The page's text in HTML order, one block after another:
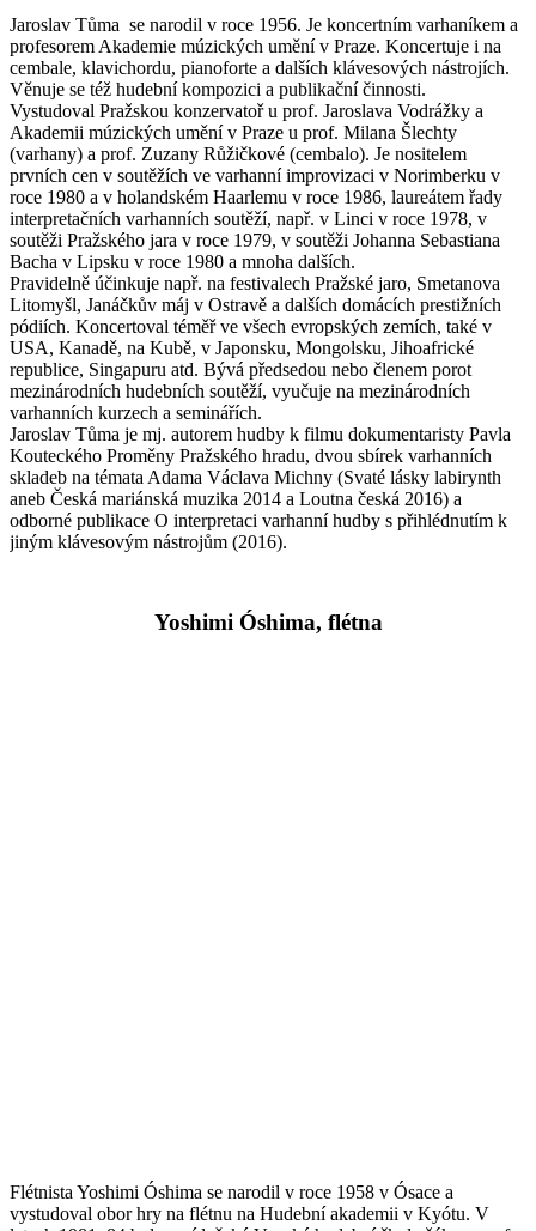
Jaroslav Tůma se narodil v roce 1956. Je koncertním varhaníkem a
profesorem Akademie múzických umění v Praze. Koncertuje i na
cembale, klavichordu, pianoforte a dalších klávesových nástrojích.
Věnuje se též hudební kompozici a publikační činnosti.
Vystudoval Pražskou konzervatoř u prof. Jaroslava Vodrážky a
Akademii múzických umění v Praze u prof. Milana Šlechty
(varhany) a prof. Zuzany Růžičkové (cembalo). Je nositelem
prvních cen v soutěžích ve varhanní improvizaci v Norimberku v
roce 1980 a v holandském Haarlemu v roce 1986, laureátem řady
interpretačních varhanních soutěží, např. v Linci v roce 1978, v
soutěži Pražského jara v roce 1979, v soutěži Johanna Sebastiana
Bacha v Lipsku v roce 1980 a mnoha dalších.
Pravidelně účinkuje např. na festivalech Pražské jaro, Smetanova
Litomyšl, Janáčkův máj v Ostravě a dalších domácích prestižních
pódiích. Koncertoval téměř ve všech evropských zemích, také v
USA, Kanadě, na Kubě, v Japonsku, Mongolsku, Jihoafrické
republice, Singapuru atd. Bývá předsedou nebo členem porot
mezinárodních hudebních soutěží, vyučuje na mezinárodních
varhanních kurzech a seminářích.
Jaroslav Tůma je mj. autorem hudby k filmu dokumentaristy Pavla
Kouteckého Proměny Pražského hradu, dvou sbírek varhanních
skladeb na témata Adama Václava Michny (Svaté lásky labirynth
aneb Česká mariánská muzika 2014 a Loutna česká 2016) a
odborné publikace O interpretaci varhanní hudby s přihlédnutím k
jiným klávesovým nástrojům (2016).
Yoshimi Óshima, flétna
Flétnista Yoshimi Óshima se narodil v roce 1958 v Ósace a
vystudoval obor hry na flétnu na Hudební akademii v Kyótu. V